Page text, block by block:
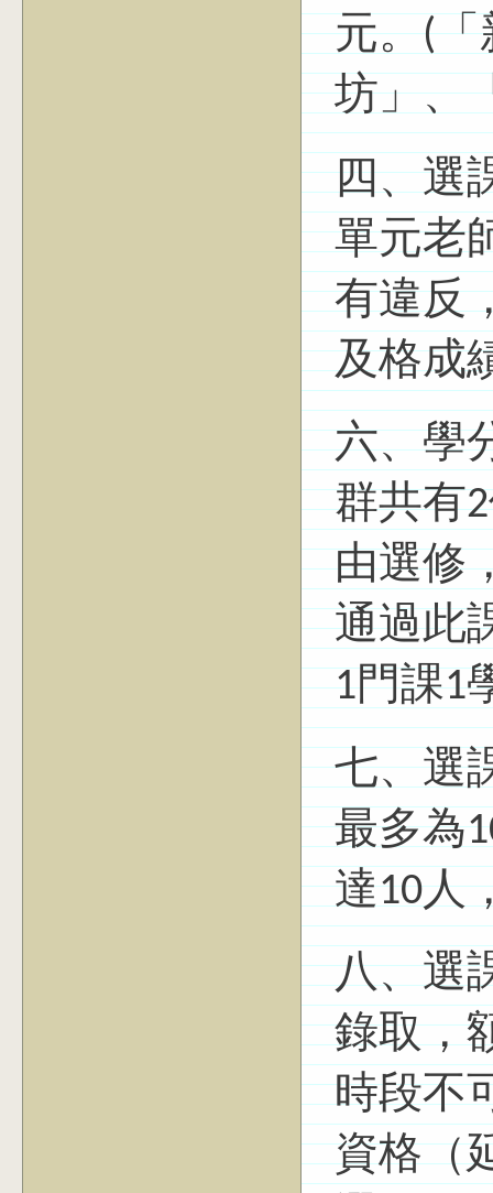
元。(「
坊」、
四、選
單元老
有違反
及格成
六、學
群共有
由選修
通過此
1門課1
七、選
最多為
達10人
八、選
錄取，
時段不
資格（